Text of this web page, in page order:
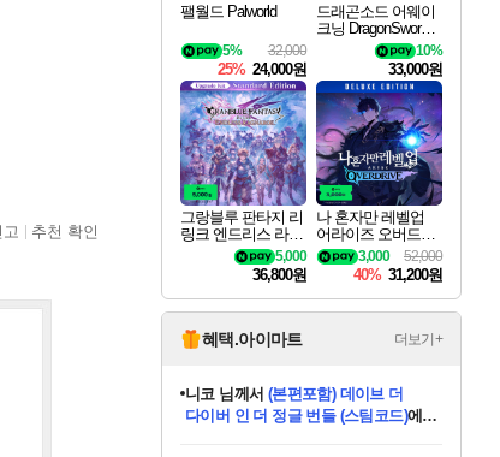
추천 확인
팰월드 Palworld
32,000
5%
25% 24,000원
드래곤소드 어웨이
크닝 DragonSword A
10%
33,000원
그랑블루 판타지 리
링크 엔드리스 라그
나로크 업그레이드
킷 Granblue Fantasy
Relink Endless Ragn
arok Upgrade Kit DL
C
5,000
36,800원
나 혼자만 레벨업
어라이즈 오버드라
이브 디럭스 에디션
Solo Leveling Arise
Overdrive Deluxe Edi
tion
52,000
3,000
40% 31,200원
혜택.아이마트 더보기+
니코님께서 (본편포함) 데이브 더
다이버 인 더 정글 번들 (스팀코드)에